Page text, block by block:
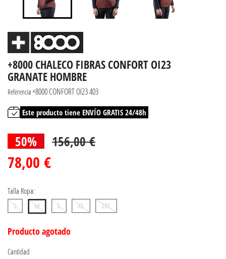
+8000 CHALECO FIBRAS CONFORT OI23
GRANATE HOMBRE
Referencia+8000 CONFORT OI23 403
Este producto tiene ENVÍO GRATIS 24/48h
50% 156,00 €
78,00 €
Talla Ropa:
S M L XL 2XL
Producto agotado
Cantidad